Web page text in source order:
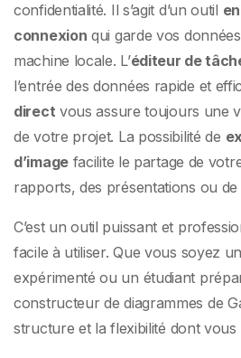
confidentialité. Il s’agit d’un outil
connexion qui garde vos
machine locale. L’éditeur de
l’entrée des données rapide et
direct vous assure toujours une
de votre projet. La possibilité de
d’imagefacilite le partage de
rapports, des présentations ou
C’est un outil puissant et
facile à utiliser. Que vous soyez
expérimenté ou un étudiant
constructeur de diagrammes de
structure et la flexibilité dont vous